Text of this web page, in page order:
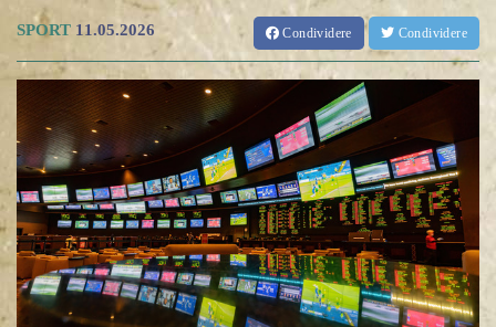
SPORT 11.05.2026 Condividere Condividere